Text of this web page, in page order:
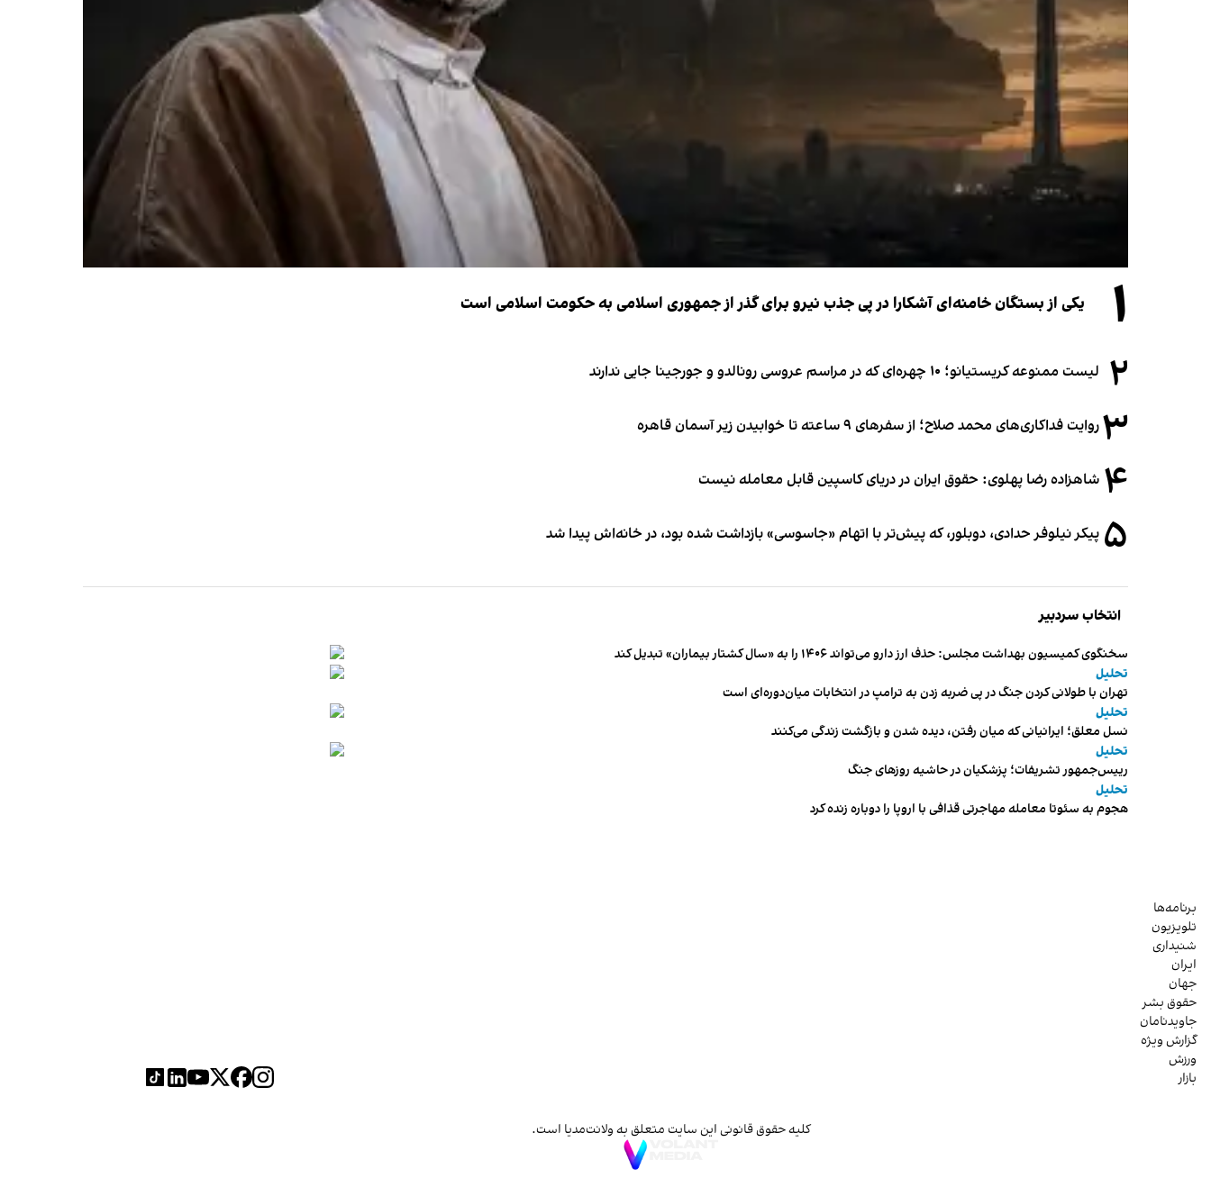
۱ یکی از بستگان خامنه‌ای آشکارا در پی جذب نیرو برای گذر از جمهوری اسلامی به حکومت اسلامی است
۲ لیست ممنوعه کریستیانو؛ ۱۰ چهره‌ای که در مراسم عروسی رونالدو و جورجینا جایی ندارند
۳روایت فداکاری‌های محمد صلاح؛ از سفرهای ۹ ساعته تا خوابیدن زیر آسمان قاهره
۴ شاهزاده رضا پهلوی: حقوق ایران در دریای کاسپین قابل معامله نیست
۵ پیکر نیلوفر حدادی، دوبلور، که پیش‌تر با اتهام «جاسوسی» بازداشت شده بود، در خانه‌اش پیدا شد
انتخاب سردبیر
سخنگوی کمیسیون بهداشت مجلس: حذف ارز دارو می‌تواند ۱۴۰۶ را به «سال کشتار بیماران» تبدیل کند
تحلیل
تهران با طولانی کردن جنگ در پی ضربه زدن به ترامپ در انتخابات میان‌دوره‌ای است
تحلیل
نسل معلق؛ ایرانیانی که میان رفتن، دیده شدن و بازگشت زندگی می‌کنند
تحلیل
رییس‌جمهور تشریفات؛ پزشکیان در حاشیه روزهای جنگ
تحلیل
هجوم به سئوتا معامله مهاجرتی قذافی با اروپا را دوباره زنده کرد
برنامه‌ها
تلویزیون
شنیداری
ایران
جهان
حقوق بشر
جاویدنامان
گزارش ویژه
ورزش
بازار
کلیه حقوق قانونی این سایت متعلق به ولانت‌مدیا است.